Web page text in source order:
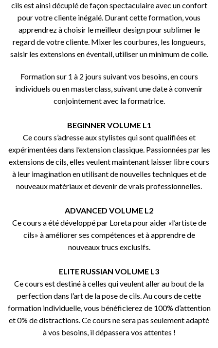
cils est ainsi décuplé de façon spectaculaire avec un confort
pour votre cliente inégalé. Durant cette formation, vous
apprendrez à choisir le meilleur design pour sublimer le
regard de votre cliente. Mixer les courbures, les longueurs,
saisir les extensions en éventail, utiliser un minimum de colle.
Formation sur 1 à 2 jours suivant vos besoins, en cours
individuels ou en masterclass, suivant une date à convenir
conjointement avec la formatrice.
BEGINNER VOLUME L1
Ce cours s’adresse aux stylistes qui sont qualifiées et
expérimentées dans l’extension classique. Passionnées par les
extensions de cils, elles veulent maintenant laisser libre cours
à leur imagination en utilisant de nouvelles techniques et de
nouveaux matériaux et devenir de vrais professionnelles.
ADVANCED VOLUME L2
Ce cours a été développé par Loreta pour aider «l’artiste de
cils» à améliorer ses compétences et à apprendre de
nouveaux trucs exclusifs.
ELITE RUSSIAN VOLUME L3
Ce cours est destiné à celles qui veulent aller au bout de la
perfection dans l’art de la pose de cils. Au cours de cette
formation individuelle, vous bénéficierez de 100% d’attention
et 0% de distractions. Ce cours ne sera pas seulement adapté
à vos besoins, il dépassera vos attentes !